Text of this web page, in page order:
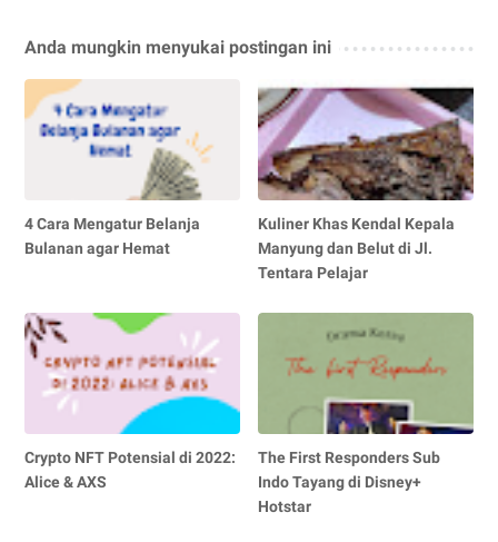
Anda mungkin menyukai postingan ini
4 Cara Mengatur Belanja
Bulanan agar Hemat
Kuliner Khas Kendal Kepala
Manyung dan Belut di Jl.
Tentara Pelajar
Crypto NFT Potensial di 2022:
Alice & AXS
The First Responders Sub
Indo Tayang di Disney+
Hotstar